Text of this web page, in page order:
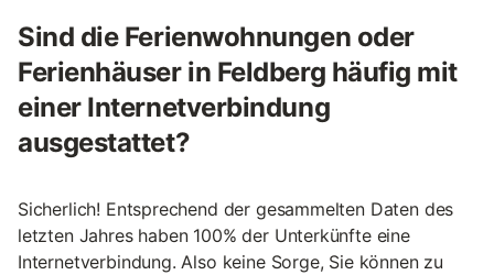
Sind die Ferienwohnungen oder
Ferienhäuser in Feldberg häufig mit
einer Internetverbindung
ausgestattet?
Sicherlich! Entsprechend der gesammelten Daten des
letzten Jahres haben 100% der Unterkünfte eine
Internetverbindung. Also keine Sorge, Sie können zu